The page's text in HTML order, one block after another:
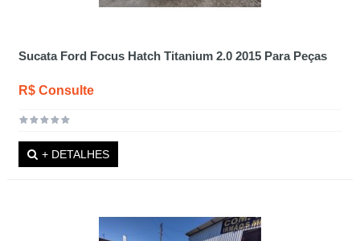
Sucata Ford Focus Hatch Titanium 2.0 2015 Para Peças
R$ Consulte
+ DETALHES